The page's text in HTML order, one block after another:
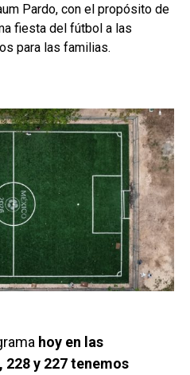
Pardo, con el propósito de
fiesta del fútbol a las
para las familias.
hoy en las
228 y 227 tenemos